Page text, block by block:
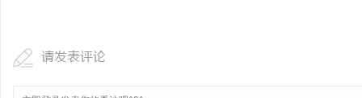
请发表评论